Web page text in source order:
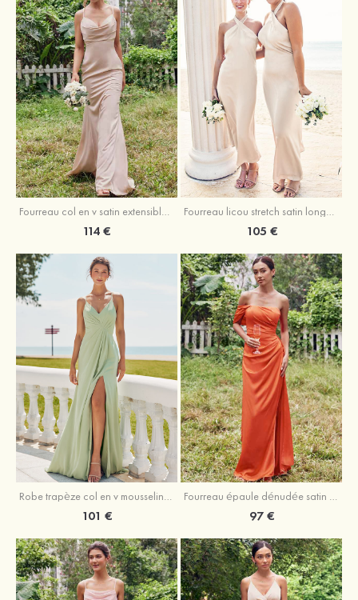
Fourreau col en v satin extensible ras du sol robe de demoiselle d'honneur
114 €
Fourreau licou stretch satin longueur cheville robe de demoiselle d'honneur
105 €
Robe trapèze col en v mousseline ras du sol robe de demoiselle d'honneur
101 €
Fourreau épaule dénudée satin extensible ras du sol robe de demoiselle d'honneur
97 €